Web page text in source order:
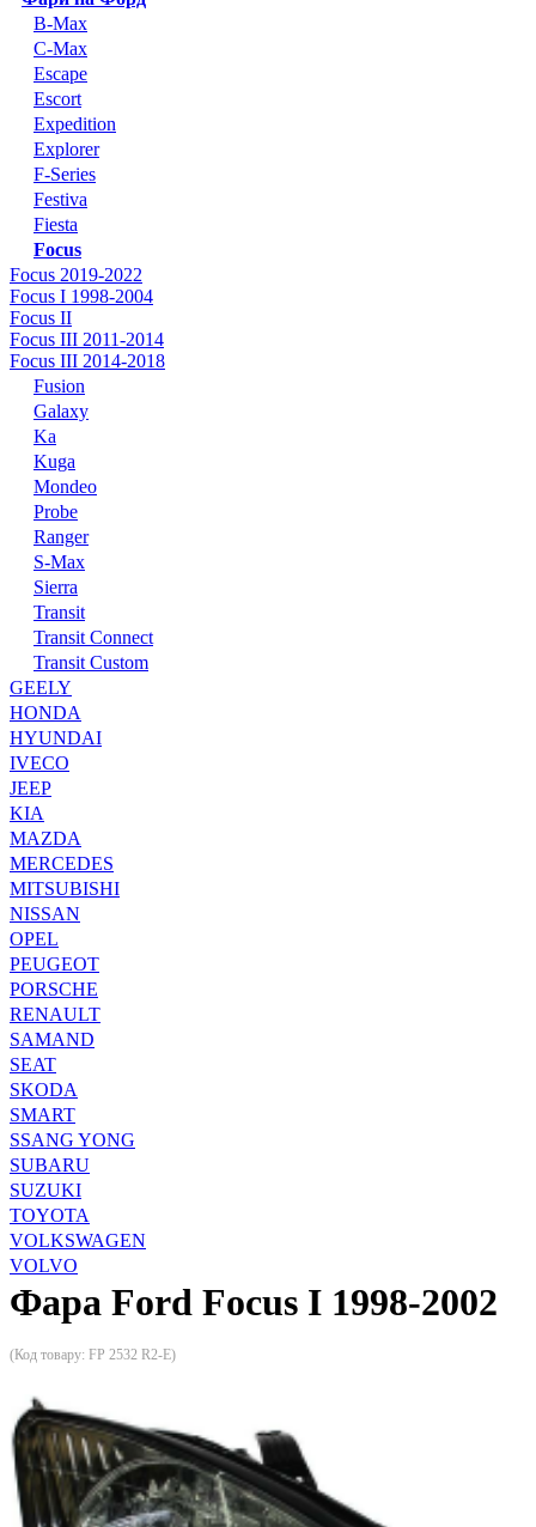
B-Max
C-Max
Escape
Escort
Expedition
Explorer
F-Series
Festiva
Fiesta
Focus
Focus 2019-2022
Focus I 1998-2004
Focus II
Focus III 2011-2014
Focus III 2014-2018
Fusion
Galaxy
Ka
Kuga
Mondeo
Probe
Ranger
S-Max
Sierra
Transit
Transit Connect
Transit Custom
GEELY
HONDA
HYUNDAI
IVECO
JEEP
KIA
MAZDA
MERCEDES
MITSUBISHI
NISSAN
OPEL
PEUGEOT
PORSCHE
RENAULT
SAMAND
SEAT
SKODA
SMART
SSANG YONG
SUBARU
SUZUKI
TOYOTA
VOLKSWAGEN
VOLVO
Фара Ford Focus I 1998-2002
(Код товару: FP 2532 R2-E)